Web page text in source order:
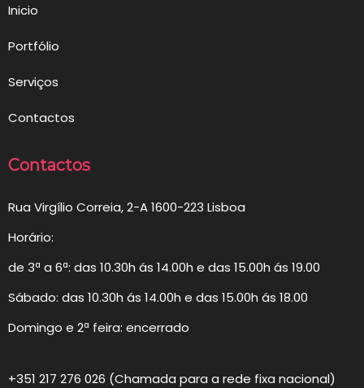
Inicio
Portfólio
Serviços
Contactos
Contactos
Rua Virgílio Correia, 2-A 1600-223 Lisboa
Horário:
de 3ª a 6ª: das 10.30h ás 14.00h e das 15.00h ás 19.00
Sábado: das 10.30h ás 14.00h e das 15.00h ás 18.00
Domingo e 2ª feira: encerrado
+351 217 276 026 (Chamada para a rede fixa nacional)